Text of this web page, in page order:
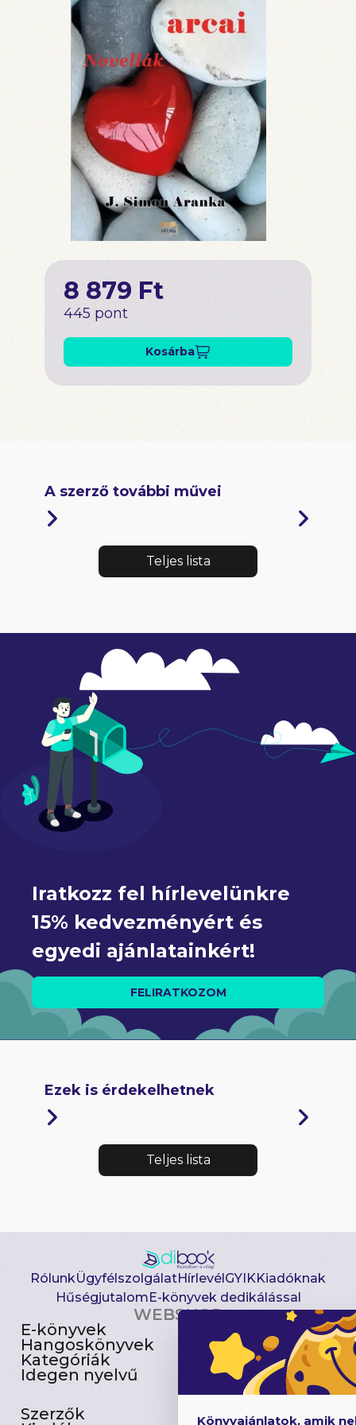
8 879 Ft
445 pont
Kosárba
A szerző további művei
Teljes lista
Iratkozz fel hírlevelünkre
15% kedvezményért és
egyedi ajánlatainkért!
FELIRATKOZOM
Ezek is érdekelhetnek
Teljes lista
RólunkÜgyfélszolgálatHírlevélGYIKKiadóknak
HűségjutalomE-könyvek dedikálással
WEBSHOP
E-könyvek
Hangoskönyvek
Kategóriák
Idegen nyelvű
Csomagajánlatok
Akciósak
Előjegyezhetők
Újdonságok
Szerzők Gyerekkönyvek
Könyvajánlatok, amik